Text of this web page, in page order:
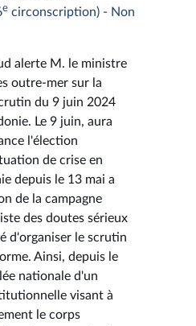
e circonscription) - Non
alerte M. le ministre
outre-mer sur la
du 9 juin 2024
Le 9 juin, aura
l'élection
de crise en
depuis le 13 mai a
de la campagne
des doutes sérieux
d'organiser le scrutin
Ainsi, depuis le
nationale d'un
visant à
le corps